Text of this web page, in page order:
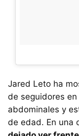
Jared Leto ha
de seguidores
abdominales y
de edad. En una